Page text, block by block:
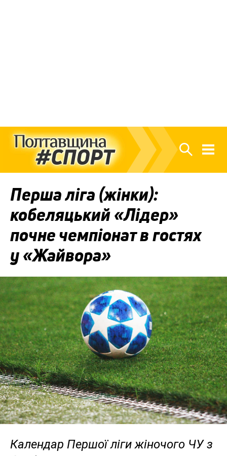
Перша ліга (жінки):
кобеляцький «Лідер»
почне чемпіонат в гостях
у «Жайвора»
Календар Першої ліги жіночого ЧУ з